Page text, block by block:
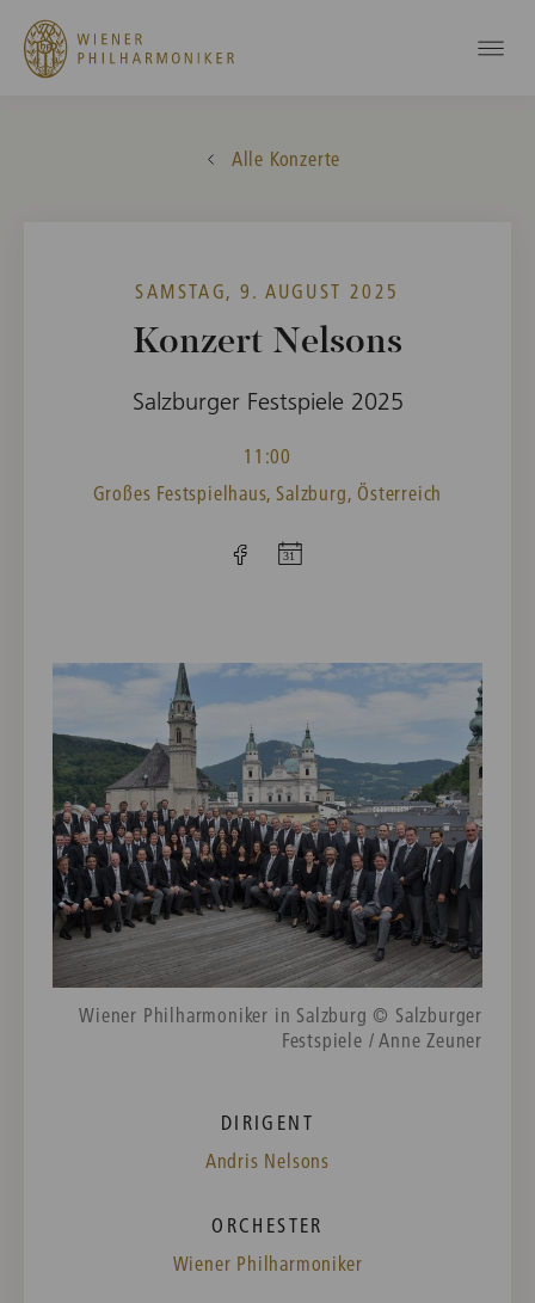
Alle Konzerte
SAMSTAG, 9. AUGUST 2025
Konzert Nelsons
Salzburger Festspiele 2025
11:00
Großes Festspielhaus, Salzburg, Österreich
Wiener Philharmoniker in Salzburg © Salzburger
Festspiele / Anne Zeuner
DIRIGENT
Andris Nelsons
ORCHESTER
Wiener Philharmoniker